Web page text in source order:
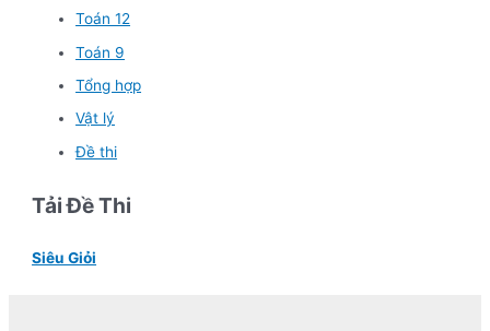
Toán 12
Toán 9
Tổng hợp
Vật lý
Đề thi
Tải Đề Thi
Siêu Giỏi